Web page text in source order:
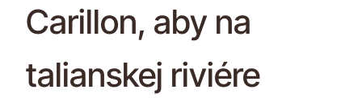
Carillon, aby na
talianskej riviére